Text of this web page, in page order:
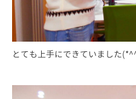
とても上手にできていました